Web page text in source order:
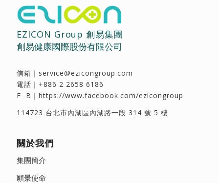
EZICON Group 創易集團
創易健康國際股份有限公司
信箱｜ service@ezicongroup.com
電話｜ +886 2 2658 6186
F B｜ https://www.facebook.com/ezicongroup
114723 台北市內湖區內湖路一段 314 號 5 樓
關於我們
集團簡介
願景使命